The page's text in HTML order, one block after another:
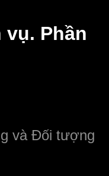
Phần
và Đối tượng